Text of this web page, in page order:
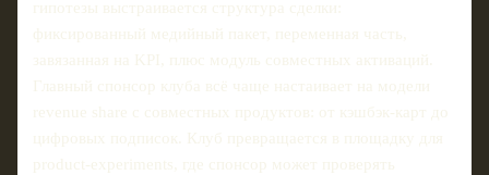
гипотезы выстраивается структура сделки:
фиксированный медийный пакет, переменная часть,
завязанная на KPI, плюс модуль совместных активаций.
Главный спонсор клуба всё чаще настаивает на модели
revenue share с совместных продуктов: от кэшбэк‑карт до
цифровых подписок. Клуб превращается в площадку для
product‑experiments, где спонсор может проверять